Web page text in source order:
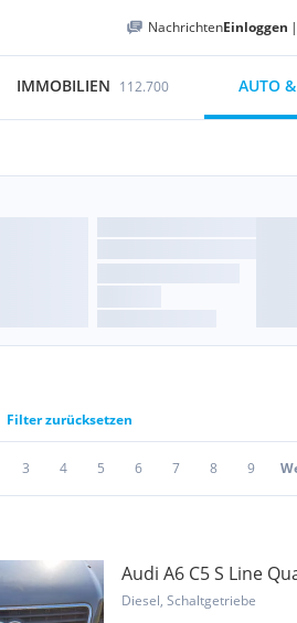
NachrichtenEinloggen |
IMMOBILIEN 112.700 AUTO
Filter zurücksetzen
3 4 5 6 7 8 9
Audi A6 C5 S Line
Diesel, Schaltgetriebe